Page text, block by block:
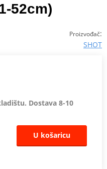
52cm)
Proizvođač:
SHOT
Dostava 8-10
U košaricu